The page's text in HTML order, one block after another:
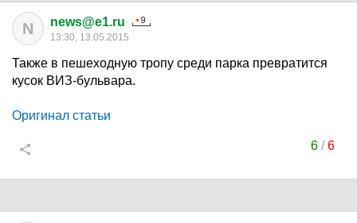
N news@e1.ru
13:30, 13.05.2015
Также в пешеходную тропу среди парка превратится
кусок ВИЗ-бульвара.
Оригинал статьи
6/6